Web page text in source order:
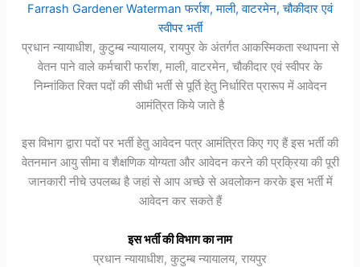
Farrash Gardener Waterman फर्राश, माली, वाटरमेन, चौकीदार एवं
स्वीपर भर्ती
प्रधान न्यायाधीश, कुटुम्ब न्यायालय, रायपुर के अंतर्गत आकस्मिकता स्थापना से
वेतन पाने वाले कर्मचारी फर्राश, माली, वाटरमेन, चौकीदार एवं स्वीपर के
निम्नांकित रिक्त पदों की सीधी भर्ती से पूर्ति हेतु निर्धारित प्रारूप में आवेदन
आमंत्रित किये जाते है
इस विभाग द्वारा पदों पर भर्ती हेतु आवेदन पत्र आमंत्रित किए गए हैं इस भर्ती की
वेतनमान आयु सीमा व शैक्षणिक योग्यता और आवेदन करने की प्रक्रिया की पूरी
जानकारी नीचे उपलब्ध है जहां से आप अच्छे से अवलोकन करके इस भर्ती में
आवेदन कर सकते हैं
इस भर्ती की विभाग का नाम
प्रधान न्यायाधीश, कुटुम्ब न्यायालय, रायपुर